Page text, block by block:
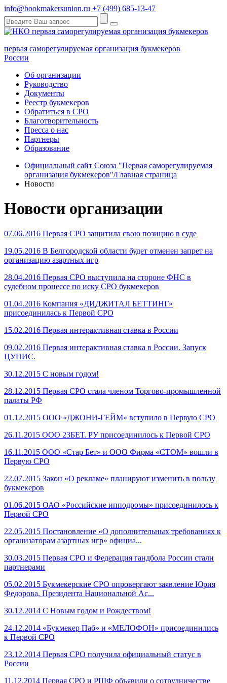
info@bookmakersunion.ru +7 (499) 685-13-47
первая саморегулируемая организация букмекеров
России
Об организации
Руководство
Документы
Реестр букмекеров
Обратиться в СРО
Благотворительность
Пресса о нас
Партнеры
Образование
Официальный сайт Союза "Первая саморегулируемая
организация букмекеров"/Главная страница
Новости
Новости организации
07.06.2016 Первая СРО защитила свою позицию в суде
19.05.2016 В Белгородской области будет отменен запрет на
организацию азартных игр
28.04.2016 Первая СРО выступила на стороне ФНС в
судебном процессе по иску СРО букмекеров
01.04.2016 Компания «ДИДЖИТАЛ БЕТТИНГ»
присоединилась к Первой СРО
15.02.2016 Первая интерактивная ставка в России
09.02.2016 Первая интерактивная ставка в России. Запуск
ЦУПИС.
30.12.2015 С новым годом!
28.12.2015 Первая СРО стала членом Торгово-промышленной
палаты РФ
01.12.2015 ООО «ДЖОНИ-ГЕЙМ» вступило в Первую СРО
26.11.2015 ООО 23БЕТ. РУ присоединилось к Первой СРО
16.11.2015 ООО «Стар Бет» и ООО Фирма «СТОМ» вошли в
Первую СРО
22.07.2015 Закон «О рекламе» планируют изменить в пользу
букмекеров
01.06.2015 ОАО «Российские ипподромы» присоединилось к
Первой СРО
22.05.2015 Постановление «О дополнительных требованиях к
организаторам азартных игр» официа...
30.03.2015 Первая СРО и Федерация гандбола России стали
партнерами
05.02.2015 Букмекерские СРО опровергают заявление Юрия
Федорова, Президента Национальной Ас...
30.12.2014 С Новым годом и Рождеством!
24.12.2014 «Букмекер Паб» и «МЕЛОФОН» присоединились
к Первой СРО
23.12.2014 Первая СРО получила официальный статус в
России
11.12.2014 Первая СРО и РШФ объявили о сотрудничестве